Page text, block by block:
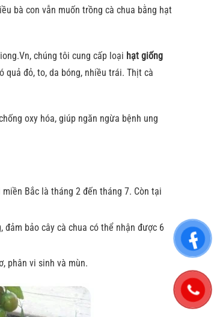
bà con vẫn muốn trồng cà chua bằng hạt
chúng tôi cung cấp loại hạt giống
quả đỏ, to, da bóng, nhiều trái. Thịt cà
oxy hóa, giúp ngăn ngừa bệnh ung
Bắc là tháng 2 đến tháng 7. Còn tại
bảo cây cà chua có thể nhận được 6
phân vi sinh và mùn.